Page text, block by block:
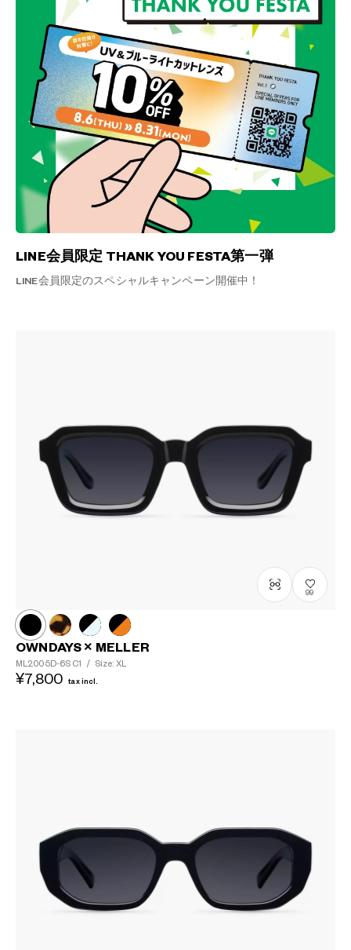
LINE会員限定 THANK YOU FESTA第一弾
LINE会員限定のスペシャルキャンペーン開催中！
99
OWNDAYS × MELLER
ML2005D-6S C1 / Size: XL
¥7,800 tax incl.